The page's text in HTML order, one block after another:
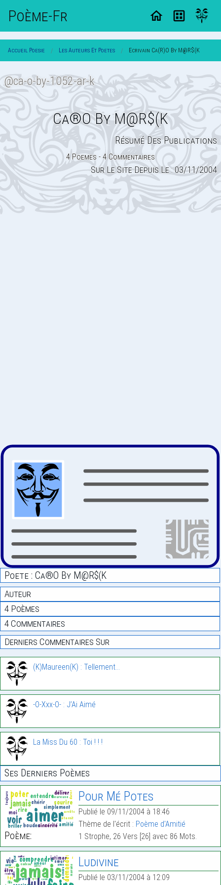
Poème-Fr
Accueil Poesie Les Auteurs Et Poetes Ecrivain Ca(R)O By М@R$(K
Ca®O By М@R$(K
@ca-o-by-1052-ar-k
Résumé Des Publications
4 Poemes - 4 Commentaires
Sur Le Site Depuis Le : 03/11/2004
Poete : Ca®O By М@R$(K
Auteur
4 Poèmes
4 Commentaires
Derniers Commentaires Sur
(K)Maureen(K) : Tellement…
-O-Xxx-O- : J’Ai Aimé
La Miss Du 60 : Toi ! ! !
Ses Derniers Poèmes
Poème:
Pour Mé Potes
Publié le 09/11/2004 à 18:46
Thème de l'écrit : Poème d'Amitié
1 Strophe, 26 Vers [26] avec 86 Mots.
Ludivine
Publié le 03/11/2004 à 12:09